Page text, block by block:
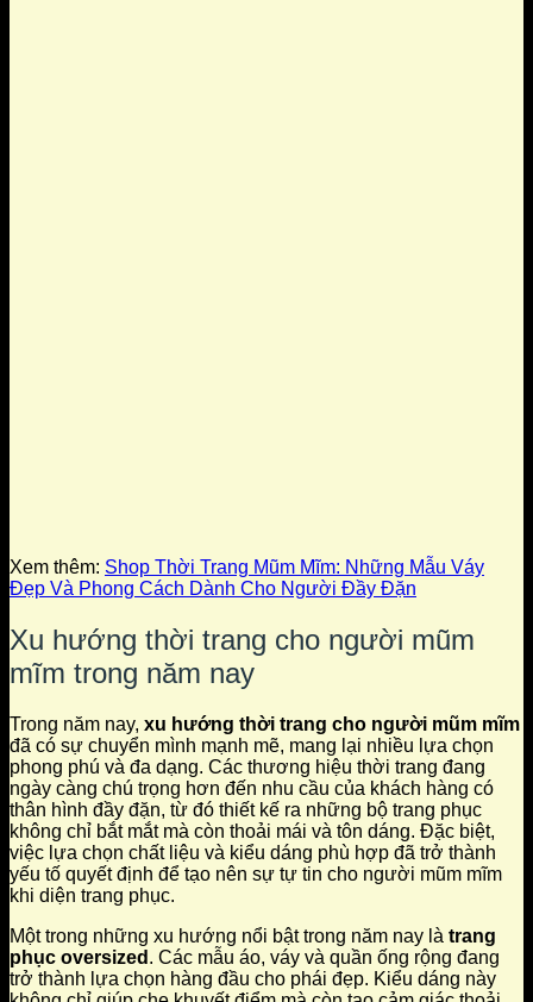
Xem thêm: Shop Thời Trang Mũm Mĩm: Những Mẫu Váy
Đẹp Và Phong Cách Dành Cho Người Đầy Đặn
Xu hướng thời trang cho người mũm
mĩm trong năm nay
Trong năm nay, xu hướng thời trang cho người mũm mĩm
đã có sự chuyển mình mạnh mẽ, mang lại nhiều lựa chọn
phong phú và đa dạng. Các thương hiệu thời trang đang
ngày càng chú trọng hơn đến nhu cầu của khách hàng có
thân hình đầy đặn, từ đó thiết kế ra những bộ trang phục
không chỉ bắt mắt mà còn thoải mái và tôn dáng. Đặc biệt,
việc lựa chọn chất liệu và kiểu dáng phù hợp đã trở thành
yếu tố quyết định để tạo nên sự tự tin cho người mũm mĩm
khi diện trang phục.
Một trong những xu hướng nổi bật trong năm nay là trang
phục oversized . Các mẫu áo, váy và quần ống rộng đang
trở thành lựa chọn hàng đầu cho phái đẹp. Kiểu dáng này